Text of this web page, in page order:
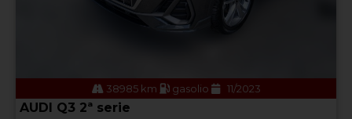
38985 km gasolio 11/2023
AUDI Q3 2ª serie